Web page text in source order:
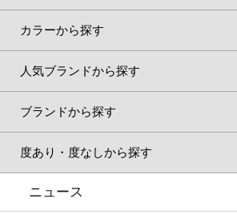
カラーから探す
人気ブランドから探す
ブランドから探す
度あり・度なしから探す
ニュース